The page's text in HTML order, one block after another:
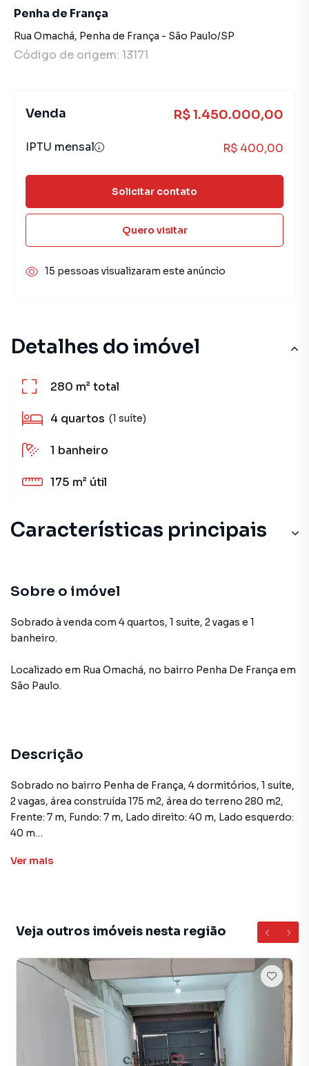
Detalhes do imóvel
280 m²total
4 quartos (1 suíte)
1 banheiro
175 m² útil
Características principais
Sobre o imóvel
Sobrado à venda com 4 quartos, 1 suite, 2 vagas e 1
banheiro.
Localizado em Rua Omachá, no bairro Penha De França em
São Paulo.
Descrição
Sobrado no bairro Penha de França, 4 dormitórios, 1 suíte,
2 vagas, área construída 175 m2, área do terreno 280 m2,
Frente: 7 m, Fundo: 7 m, Lado direito: 40 m, Lado esquerdo:
40 m
cozinha, Ar condicionado nos quartos, Área de serviço,
- Infra Estrutura: Esgoto, Interfone, Lavabo, Portão
- Valor do IPTU (anual - 2023) R$ 3.046,18
Aceita financiamento: .
Valor do IPTU R$: 314,04.
Sobrado para Venda em região valorizada do bairro Penha
de França, em São Paulo. Não encontrou o que procurava
Ver mais
Veja outros imóveis nesta região
Penha de França
Rua Omachá, Penha de França - São Paulo/SP
Código de origem: 13171
Venda R$ 1.450.000,00
IPTU mensal R$ 400,00
Solicitar contato
Quero visitar
15 pessoas visualizaram este anúncio